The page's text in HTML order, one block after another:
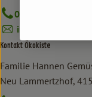
02131 / 75747-0
Kontakt Ökokiste
Familie Hannen
Neu Lammertzhof,